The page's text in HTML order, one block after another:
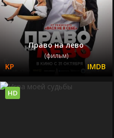
Право на лево
(фильм)
HD